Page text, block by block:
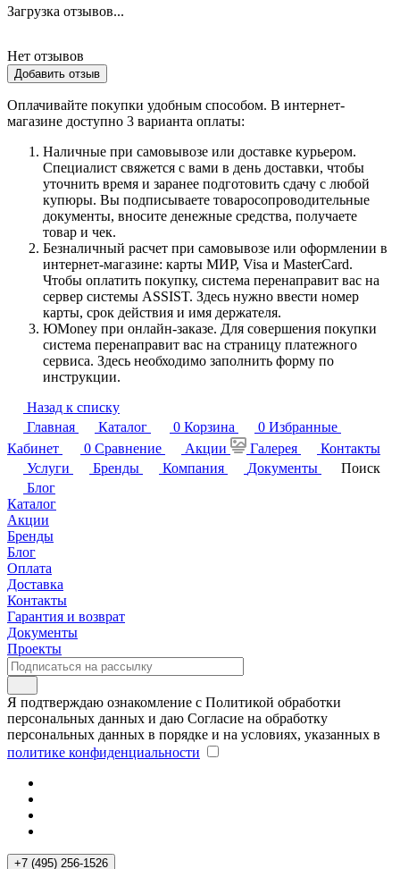
Загрузка отзывов...
Нет отзывов
Добавить отзыв
Оплачивайте покупки удобным способом. В интернет-
магазине доступно 3 варианта оплаты:
Наличные при самовывозе или доставке курьером.
Специалист свяжется с вами в день доставки, чтобы
уточнить время и заранее подготовить сдачу с любой
купюры. Вы подписываете товаросопроводительные
документы, вносите денежные средства, получаете
товар и чек.
Безналичный расчет при самовывозе или оформлении в
интернет-магазине: карты МИР, Visa и MasterCard.
Чтобы оплатить покупку, система перенаправит вас на
сервер системы ASSIST. Здесь нужно ввести номер
карты, срок действия и имя держателя.
ЮMoney при онлайн-заказе. Для совершения покупки
система перенаправит вас на страницу платежного
сервиса. Здесь необходимо заполнить форму по
инструкции.
Назад к списку
Главная
Каталог 0 Корзина 0 Избранные
Кабинет
0 Сравнение Акции Галерея
Контакты
Услуги
Бренды Компания Документы
Поиск
Блог
Каталог
Акции
Бренды
Блог
Оплата
Доставка
Контакты
Гарантия и возврат
Документы
Проекты
Я подтверждаю ознакомление с Политикой обработки
персональных данных и даю Согласие на обработку
персональных данных в порядке и на условиях, указанных в
политике конфиденциальности
+7 (495) 256-1526